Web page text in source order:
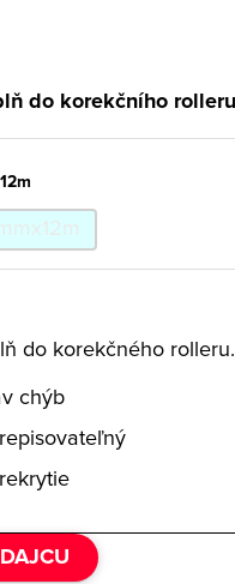
do korekčního
do korekčného rolleru.
chýb